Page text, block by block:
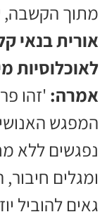
מתוך הקשבה,
אורית בנאי
לאוכלוסיות
אמרה: 'זהו
המפגש
נפגשים ללא
ומגלים
גאים להוביל